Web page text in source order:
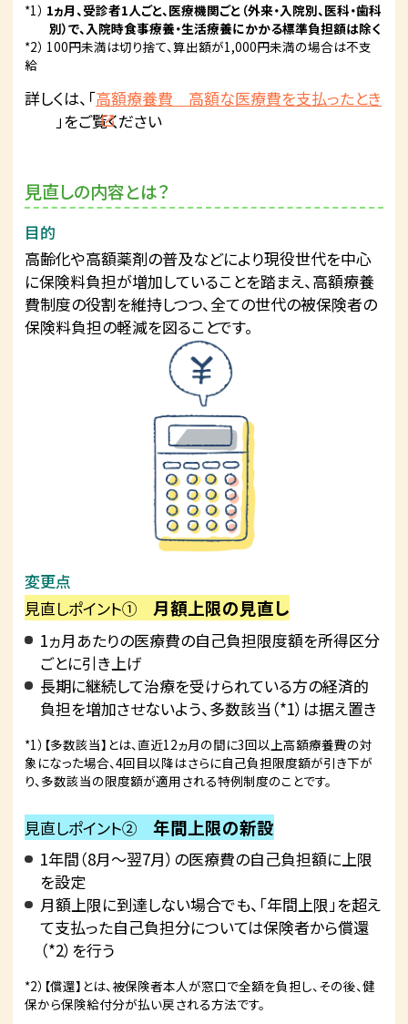
*1） 1ヵ月、受診者1人ごと、医療機関ごと（外来・入院別、医科・歯科
別）で、入院時食事療養・生活療養にかかる標準負担額は除く
*2） 100円未満は切り捨て、算出額が1,000円未満の場合は不支
給
詳しくは、「高額療養費 高額な医療費を支払ったとき
」をご覧ください
見直しの内容とは？
目的
高齢化や高額薬剤の普及などにより現役世代を中心
に保険料負担が増加していることを踏まえ、高額療養
費制度の役割を維持しつつ、全ての世代の被保険者の
保険料負担の軽減を図ることです。
変更点
見直しポイント①
月額上限の見直し
1ヵ月あたりの医療費の自己負担限度額を所得区分
ごとに引き上げ
長期に継続して治療を受けられている方の経済的
負担を増加させないよう、多数該当（*1）は据え置き
*1）【多数該当】とは、直近12ヵ月の間に3回以上高額療養費の対
象になった場合、4回目以降はさらに自己負担限度額が引き下が
り、多数該当の限度額が適用される特例制度のことです。
見直しポイント② 年間上限の新設
1年間（8月～翌7月）の医療費の自己負担額に上限
を設定
月額上限に到達しない場合でも、「年間上限」を超え
て支払った自己負担分については保険者から償還
（*2）を行う
*2）【償還】とは、被保険者本人が窓口で全額を負担し、その後、健
保から保険給付分が払い戻される方法です。